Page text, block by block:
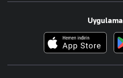
Resmî Ilanlar
Foto Haber
Hakkımızda
Künye